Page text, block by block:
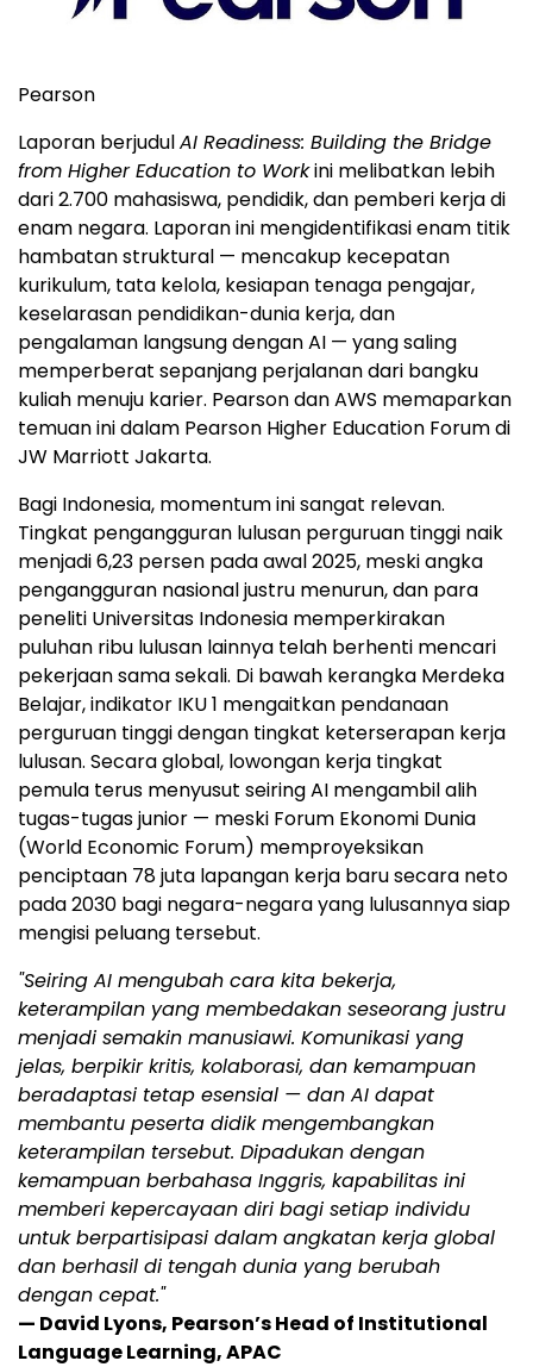
Pearson
Laporan berjudulAI Readiness: Building the Bridge
from Higher Education to Workini melibatkan lebih
dari 2.700 mahasiswa, pendidik, dan pemberi kerja di
enam negara. Laporan ini mengidentifikasi enam titik
hambatan struktural — mencakup kecepatan
kurikulum, tata kelola, kesiapan tenaga pengajar,
keselarasan pendidikan-dunia kerja, dan
pengalaman langsung dengan AI — yang saling
memperberat sepanjang perjalanan dari bangku
kuliah menuju karier. Pearson dan AWS memaparkan
temuan ini dalam Pearson Higher Education Forum di
JW Marriott Jakarta.
Bagi Indonesia, momentum ini sangat relevan.
Tingkat pengangguran lulusan perguruan tinggi naik
menjadi 6,23 persen pada awal 2025, meski angka
pengangguran nasional justru menurun, dan para
peneliti Universitas Indonesia memperkirakan
puluhan ribu lulusan lainnya telah berhenti mencari
pekerjaan sama sekali. Di bawah kerangka Merdeka
Belajar, indikator IKU 1 mengaitkan pendanaan
perguruan tinggi dengan tingkat keterserapan kerja
lulusan. Secara global, lowongan kerja tingkat
pemula terus menyusut seiring AI mengambil alih
tugas-tugas junior — meski Forum Ekonomi Dunia
(World Economic Forum) memproyeksikan
penciptaan 78 juta lapangan kerja baru secara neto
pada 2030 bagi negara-negara yang lulusannya siap
mengisi peluang tersebut.
"Seiring AI mengubah cara kita bekerja,
keterampilan yang membedakan seseorang justru
menjadi semakin manusiawi. Komunikasi yang
jelas, berpikir kritis, kolaborasi, dan kemampuan
beradaptasi tetap esensial — dan AI dapat
membantu peserta didik mengembangkan
keterampilan tersebut. Dipadukan dengan
kemampuan berbahasa Inggris, kapabilitas ini
memberi kepercayaan diri bagi setiap individu
untuk berpartisipasi dalam angkatan kerja global
dan berhasil di tengah dunia yang berubah
dengan cepat."
— David Lyons, Pearson’s Head of Institutional
Language Learning, APAC